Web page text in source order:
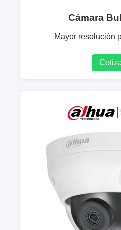
Cámara
Mayor resolución